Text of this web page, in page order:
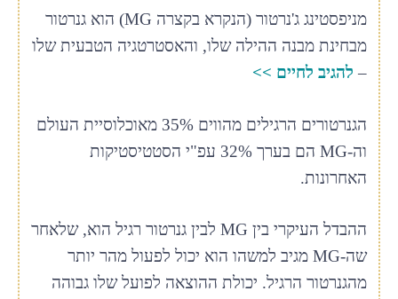
מניפסטינג ג'נרטור (הנקרא בקצרה MG) הוא גנרטור
מבחינת מבנה ההילה שלו, והאסטרטגיה הטבעית שלו
– להגיב לחיים >>
הגנרטורים הרגילים מהווים 35% מאוכלוסיית העולם
וה-MG הם בערך 32% עפ"י הסטטיסטיקות
האחרונות.
ההבדל העיקרי בין MG לבין גנרטור רגיל הוא, שלאחר
שה-MG מגיב למשהו הוא יכול לפעול מהר יותר
מהגנרטור הרגיל. יכולת ההוצאה לפועל שלו גבוהה